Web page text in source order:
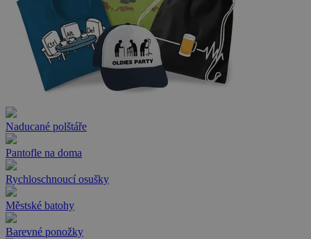
Naducané polštáře
Pantofle na doma
Rychloschnoucí osušky
Městské batohy
Barevné ponožky